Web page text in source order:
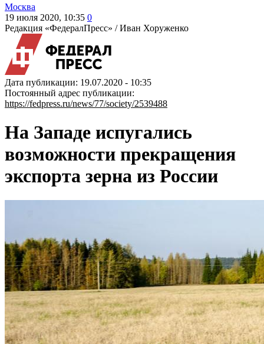
Москва
19 июля 2020, 10:35 0
Редакция «ФедералПресс» /Иван Хоруженко
Дата публикации: 19.07.2020 - 10:35
Постоянный адрес публикации:
https://fedpress.ru/news/77/society/2539488
На Западе испугались
возможности прекращения
экспорта зерна из России